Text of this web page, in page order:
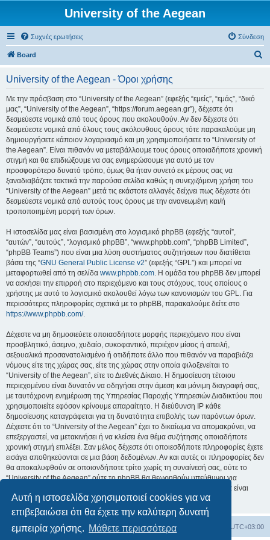
Αυτή η ιστοσελίδα χρησιμοποιεί cookies για να
επιβεβαιώσει ότι θα έχετε την καλύτερη δυνατή
εμπειρία χρήσης. Μάθετε περισσότερα
University of the Aegean
Συχνές ερωτήσεις Σύνδεση
Board
University of the Aegean - Όροι χρήσης
Με την πρόσβαση στο “University of the Aegean” (εφεξής “εμείς”, “εμάς”, “δικό
μας”, “University of the Aegean”, “https://forum.aegean.gr”), δέχεστε ότι
δεσμεύεστε νομικά από τους όρους που ακολουθούν. Αν δεν δέχεστε ότι
δεσμεύεστε νομικά από όλους τους ακόλουθους όρους τότε παρακαλούμε μη
δημιουργήσετε κάποιον λογαριασμό και μη χρησιμοποιήσετε το “University of
the Aegean”. Είναι πιθανόν να μεταβάλλουμε τους όρους οποιαδήποτε χρονική
στιγμή και θα επιδιώξουμε να σας ενημερώσουμε για αυτό με τον
προσφορότερο δυνατό τρόπο, όμως θα ήταν συνετό εκ μέρους σας να
ξαναδιαβάζετε τακτικά την παρούσα σελίδα καθώς η συνεχιζόμενη χρήση του
“University of the Aegean” μετά τις εκάστοτε αλλαγές δείχνει πως δέχεστε ότι
δεσμεύεστε νομικά από αυτούς τους όρους με την ανανεωμένη και/ή
τροποποιημένη μορφή των όρων.
Η ιστοσελίδα μας είναι βασισμένη στο λογισμικό phpBB (εφεξής “αυτοί”,
“αυτών”, “αυτούς”, “λογισμικό phpBB”, “www.phpbb.com”, “phpBB Limited”,
“phpBB Teams”) που είναι μια λύση συστήματος συζητήσεων που διατίθεται
βάσει της “GNU General Public License v2” (εφεξής “GPL”) και μπορεί να
μεταφορτωθεί από τη σελίδα www.phpbb.com. Η ομάδα του phpBB δεν μπορεί
να ασκήσει την επιρροή στο περιεχόμενο και τους στόχους, τους οποίους ο
χρήστης με αυτό το λογισμικό ακολουθεί λόγω των κανονισμών του GPL. Για
περισσότερες πληροφορίες σχετικά με το phpBB, παρακαλούμε δείτε στο
https://www.phpbb.com/.
Δέχεστε να μη δημοσιεύετε οποιασδήποτε μορφής περιεχόμενο που είναι
προσβλητικό, άσεμνο, χυδαίο, συκοφαντικό, περιέχον μίσος ή απειλή,
σεξουαλικά προσανατολισμένο ή οτιδήποτε άλλο που πιθανόν να παραβιάζει
νόμους είτε της χώρας σας, είτε της χώρας στην οποία φιλοξενείται το
“University of the Aegean”, είτε το Διεθνές Δίκαιο. Η δημοσίευση τέτοιου
περιεχομένου είναι δυνατόν να οδηγήσει στην άμεση και μόνιμη διαγραφή σας,
με ταυτόχρονη ενημέρωση της Υπηρεσίας Παροχής Υπηρεσιών Διαδικτύου που
χρησιμοποιείτε εφόσον κρίνουμε απαραίτητο. Η διεύθυνση IP κάθε
δημοσίευσης καταγράφεται για τη δυνατότητα επιβολής των παρόντων όρων.
Δέχεστε ότι το “University of the Aegean” έχει το δικαίωμα να απομακρύνει, να
επεξεργαστεί, να μετακινήσει ή να κλείσει ένα θέμα συζήτησης οποιαδήποτε
χρονική στιγμή επιλέξει. Σαν μέλος δέχεστε ότι οποιεσδήποτε πληροφορίες έχετε
εισάγει αποθηκεύονται σε μια βάση δεδομένων. Αν και αυτές οι πληροφορίες δεν
θα αποκαλυφθούν σε οποιονδήποτε τρίτο χωρίς τη συναίνεσή σας, ούτε το
“University of the Aegean” ούτε το phpBB θα θεωρηθούν υπεύθυνοι για
οποιαδήποτε απόπειρα ηλεκτρονικής εισβολής ή παραβίασης η οποία είναι
δυνατόν να οδηγήσει σε απώλεια αυτών των δεδομένων.
Board Όλοι οι χρόνοι είναι UTC+03:00
Διαγραφή cookies